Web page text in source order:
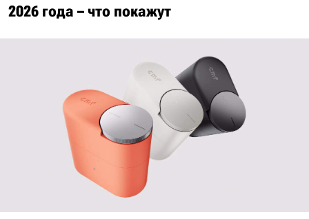
2026 года – что покажут